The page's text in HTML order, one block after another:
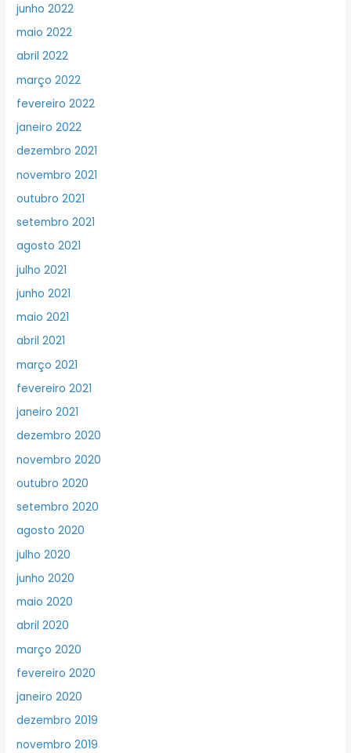
junho 2022
maio 2022
abril 2022
março 2022
fevereiro 2022
janeiro 2022
dezembro 2021
novembro 2021
outubro 2021
setembro 2021
agosto 2021
julho 2021
junho 2021
maio 2021
abril 2021
março 2021
fevereiro 2021
janeiro 2021
dezembro 2020
novembro 2020
outubro 2020
setembro 2020
agosto 2020
julho 2020
junho 2020
maio 2020
abril 2020
março 2020
fevereiro 2020
janeiro 2020
dezembro 2019
novembro 2019